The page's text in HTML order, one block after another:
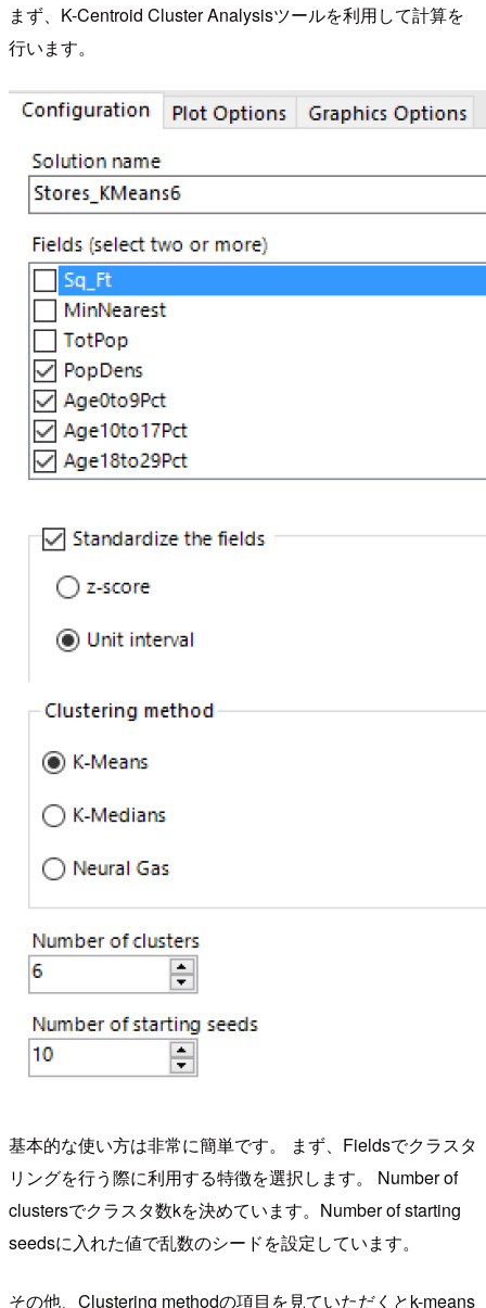
まず、K-Centroid Cluster Analysisツールを利用して計算を
行います。
基本的な使い方は非常に簡単です。 まず、Fieldsでクラスタ
リングを行う際に利用する特徴を選択します。 Number of
clustersでクラスタ数kを決めています。Number of starting
seedsに入れた値で乱数のシードを設定しています。
その他、Clustering methodの項目を見ていただくとk-means